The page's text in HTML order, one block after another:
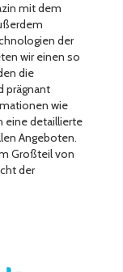
mit dem
der
wir einen so
die
prägnant
wie
eine detaillierte
Angeboten.
Großteil von
der